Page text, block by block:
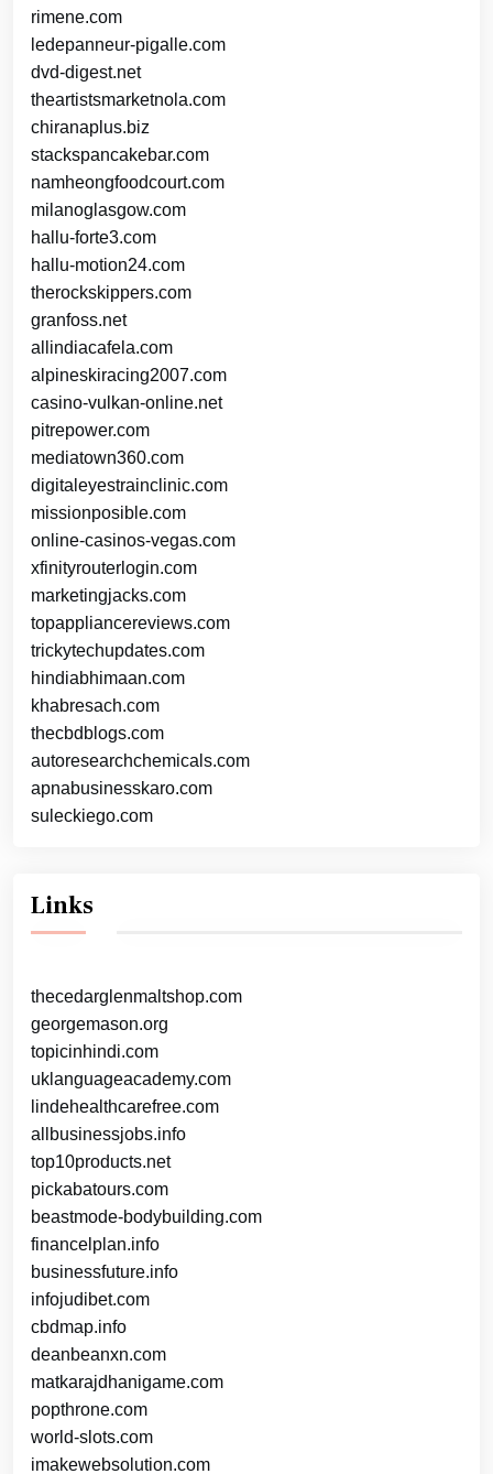
rimene.com
ledepanneur-pigalle.com
dvd-digest.net
theartistsmarketnola.com
chiranaplus.biz
stackspancakebar.com
namheongfoodcourt.com
milanoglasgow.com
hallu-forte3.com
hallu-motion24.com
therockskippers.com
granfoss.net
allindiacafela.com
alpineskiracing2007.com
casino-vulkan-online.net
pitrepower.com
mediatown360.com
digitaleyestrainclinic.com
missionposible.com
online-casinos-vegas.com
xfinityrouterlogin.com
marketingjacks.com
topappliancereviews.com
trickytechupdates.com
hindiabhimaan.com
khabresach.com
thecbdblogs.com
autoresearchchemicals.com
apnabusinesskaro.com
suleckiego.com
Links
thecedarglenmaltshop.com
georgemason.org
topicinhindi.com
uklanguageacademy.com
lindehealthcarefree.com
allbusinessjobs.info
top10products.net
pickabatours.com
beastmode-bodybuilding.com
financelplan.info
businessfuture.info
infojudibet.com
cbdmap.info
deanbeanxn.com
matkarajdhanigame.com
popthrone.com
world-slots.com
imakewebsolution.com